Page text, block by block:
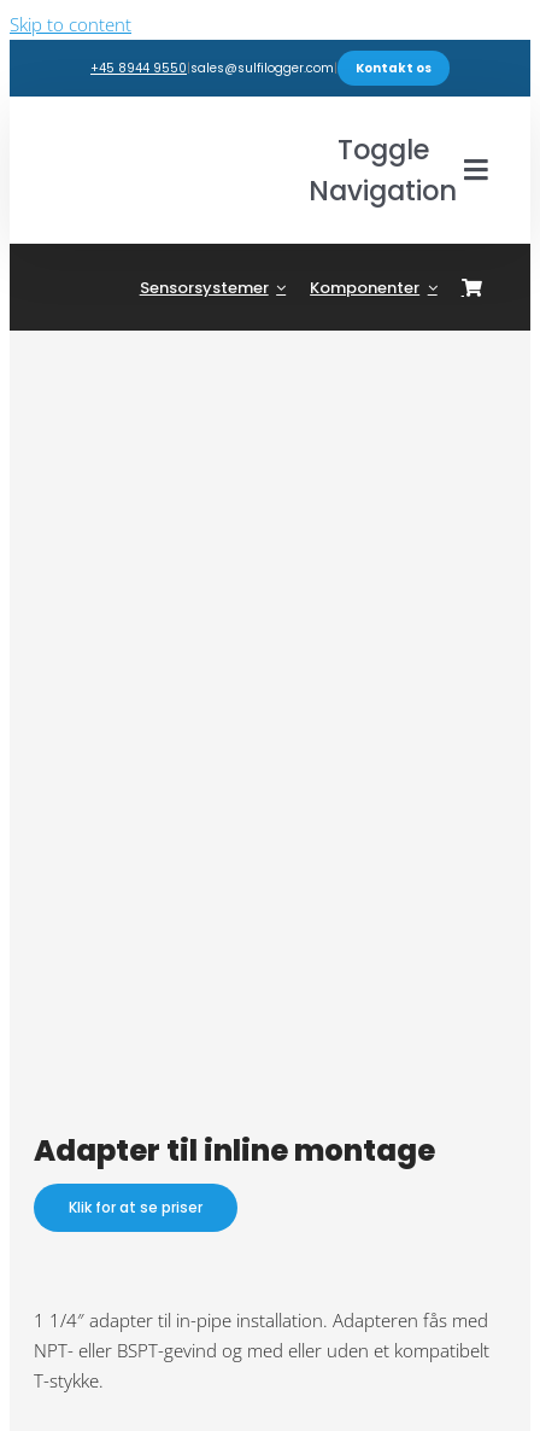
Skip to content
+45 8944 9550|sales@sulfilogger.com| Kontakt os
Toggle
Navigation
Produkter
Sensorsystemer Komponenter
Adapter til inline montage
Klik for at se priser
1 1/4″ adapter til in-pipe installation. Adapteren fås med
NPT- eller BSPT-gevind og med eller uden et kompatibelt
T-stykke.